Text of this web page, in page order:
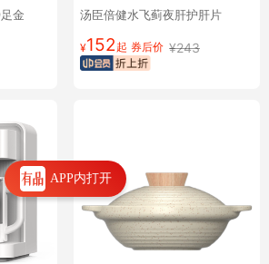
金 汤臣倍健水飞蓟夜肝护肝片
¥152 起 券后价 ¥243
APP内打开